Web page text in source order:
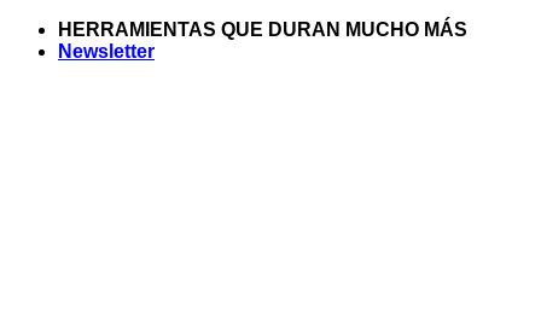
Saltar
HERRAMIENTAS QUE DURAN MUCHO MÁS
Newsletter